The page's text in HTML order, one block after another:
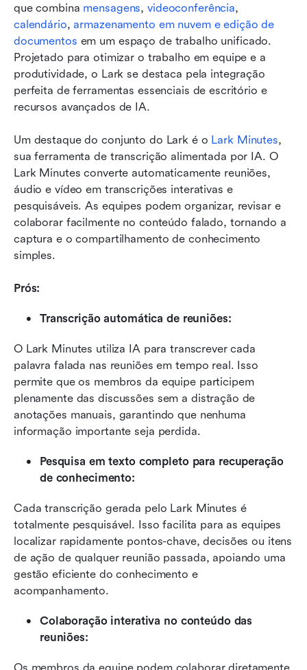
que combina mensagens, videoconferência
calendário, armazenamento em nuvem e edição de
documentos em um espaço de trabalho unificado.
Projetado para otimizar o trabalho em equipe e a
produtividade, o Lark se destaca pela integração
perfeita de ferramentas essenciais de escritório e
recursos avançados de IA.
Um destaque do conjunto do Lark é o Lark Minutes,
sua ferramenta de transcrição alimentada por IA. O
Lark Minutes converte automaticamente reuniões,
áudio e vídeo em transcrições interativas e
pesquisáveis. As equipes podem organizar, revisar e
colaborar facilmente no conteúdo falado, tornando a
captura e o compartilhamento de conhecimento
simples.
Prós:
Transcrição automática de reuniões:
O Lark Minutes utiliza IA para transcrever cada
palavra falada nas reuniões em tempo real. Isso
permite que os membros da equipe participem
plenamente das discussões sem a distração de
anotações manuais, garantindo que nenhuma
informação importante seja perdida.
Pesquisa em texto completo para recuperação
de conhecimento:
Cada transcrição gerada pelo Lark Minutes é
totalmente pesquisável. Isso facilita para as equipes
localizar rapidamente pontos-chave, decisões ou itens
de ação de qualquer reunião passada, apoiando uma
gestão eficiente do conhecimento e
acompanhamento.
Colaboração interativa no conteúdo das
reuniões:
Os membros da equipe podem colaborar diretamente